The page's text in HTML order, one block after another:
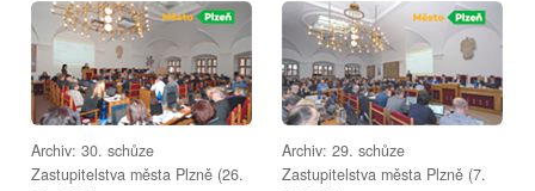
Archiv: 30. schůze
Zastupitelstva města Plzně (26.
Archiv: 29. schůze
Zastupitelstva města Plzně (7.